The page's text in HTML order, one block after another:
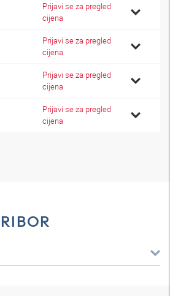
Prijavi se za pregled
cijena
Prijavi se za pregled
cijena
Prijavi se za pregled
cijena
Prijavi se za pregled
cijena